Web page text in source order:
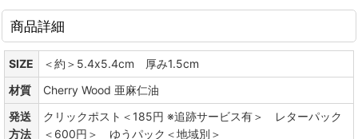
商品詳細
SIZE
＜約＞5.4x5.4cm 厚み1.5cm
材質
Cherry Wood 亜麻仁油
発送
方法
クリックポスト＜185円 ※追跡サービス有＞ レターパック
＜600円＞ ゆうパック＜地域別＞